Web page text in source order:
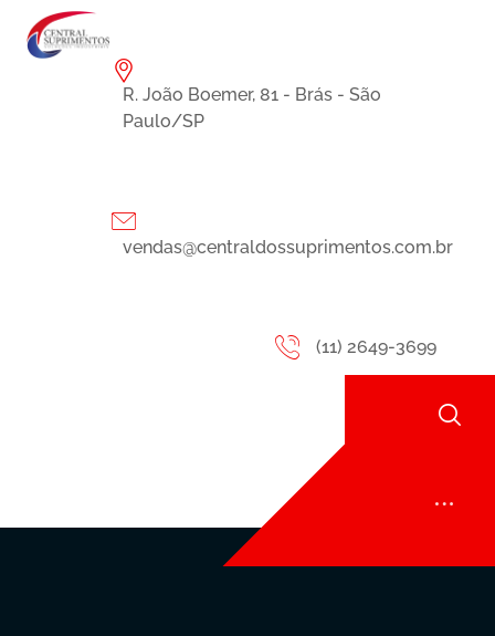
R. João Boemer, 81 - Brás - São
Paulo/SP
vendas@centraldossuprimentos.com.br
(11) 2649-3699